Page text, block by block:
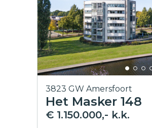
3823 GW Amersfoort
Het Masker 148
€ 1.150.000,- k.k.